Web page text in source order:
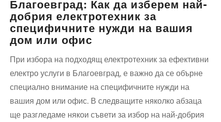
Благоевград: Как да изберем най-
добрия електротехник за
специфичните нужди на вашия
дом или офис
При избора на подходящ електротехник за ефективни
електро услуги в Благоевград, е важно да се обърне
специално внимание на специфичните нужди на
вашия дом или офис. В следващите няколко абзаца
ще разгледаме някои съвети за избор на най-добрия